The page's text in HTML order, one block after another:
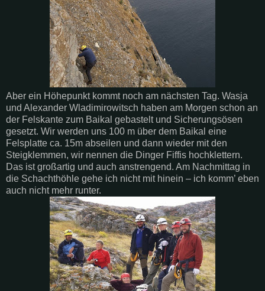
Aber ein Höhepunkt kommt noch am nächsten Tag. Wasja
und Alexander Wladimirowitsch haben am Morgen schon an
der Felskante zum Baikal gebastelt und Sicherungsösen
gesetzt. Wir werden uns 100 m über dem Baikal eine
Felsplatte ca. 15m abseilen und dann wieder mit den
Steigklemmen, wir nennen die Dinger Fiffis hochklettern.
Das ist großartig und auch anstrengend. Am Nachmittag in
die Schachthöhle gehe ich nicht mit hinein – ich komm’ eben
auch nicht mehr runter.